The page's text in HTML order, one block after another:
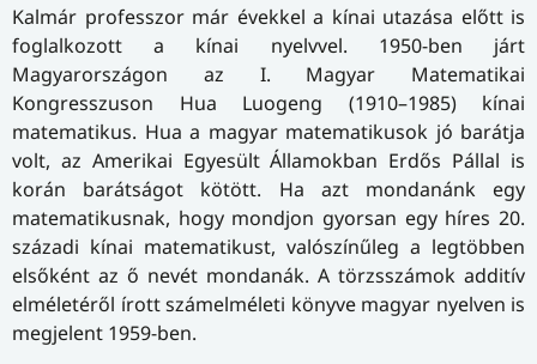
Kalmár professzor már évekkel a kínai utazása előtt is
foglalkozott a kínai nyelvvel. 1950-ben járt
Magyarországon az I. Magyar Matematikai
Kongresszuson Hua Luogeng (1910–1985) kínai
matematikus. Hua a magyar matematikusok jó barátja
volt, az Amerikai Egyesült Államokban Erdős Pállal is
korán barátságot kötött. Ha azt mondanánk egy
matematikusnak, hogy mondjon gyorsan egy híres 20.
századi kínai matematikust, valószínűleg a legtöbben
elsőként az ő nevét mondanák. A törzsszámok additív
elméletéről írott számelméleti könyve magyar nyelven is
megjelent 1959-ben.